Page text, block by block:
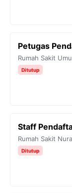
Petugas
Rumah Sakit
Ditutup
Staff
Rumah Sakit
Ditutup